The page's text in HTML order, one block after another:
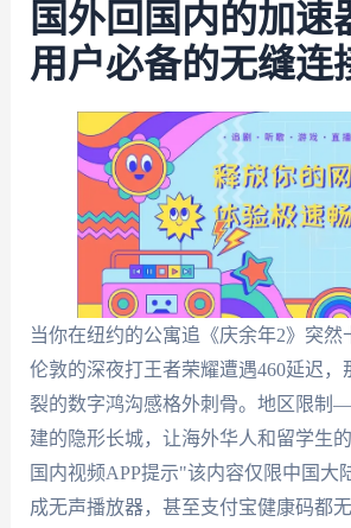
国外回国内的加速
用户必备的无缝连
当你在纽约的公寓追《庆余年2》突然
伦敦的深夜打王者荣耀遭遇460延迟，
裂的数字鸿沟感格外刺骨。地区限制
建的隐形长城，让海外华人和留学生
国内视频APP提示"该内容仅限中国大
成无声播放器，甚至支付宝健康码都